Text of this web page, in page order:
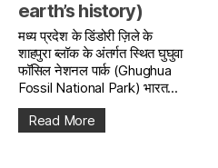
earth’s history)
मध्य प्रदेश के डिंडोरी ज़िले के
शाहपुरा ब्लॉक के अंतर्गत स्थित घुघुवा
फॉसिल नेशनल पार्क (Ghughua
Fossil National Park) भारत...
Read More